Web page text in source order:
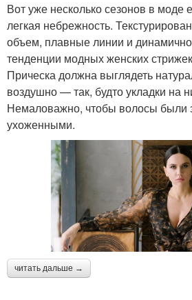
Вот уже несколько сезонов в моде
легкая небрежность.
объем, плавные линии и
тенденции модных женских
Прическа должна выглядеть
воздушно — так, будто укладки на
Немаловажно, чтобы волосы были
ухоженными.
читать дальше →